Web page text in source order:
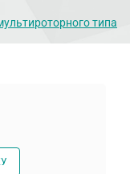
типа